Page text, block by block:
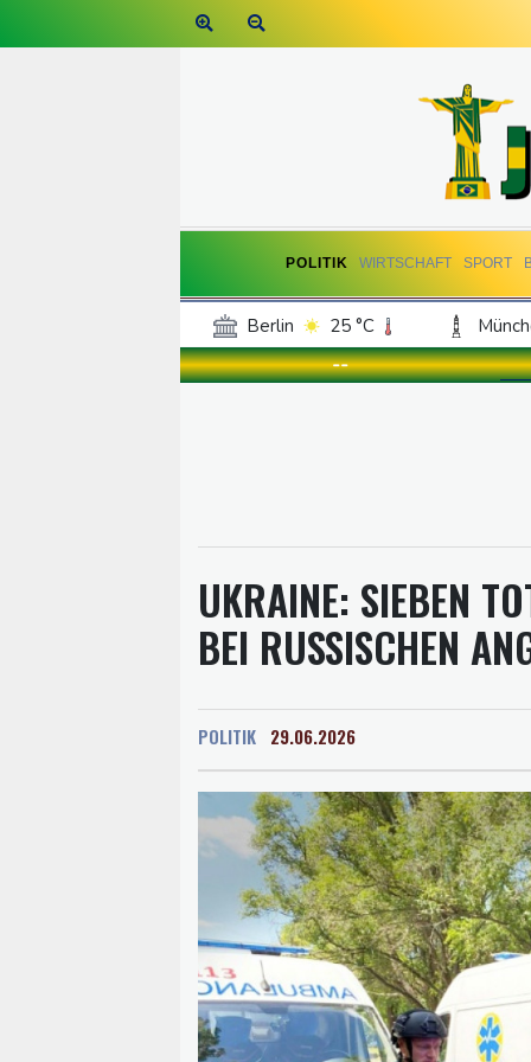
POLITIK WIRTSCHAFT SPORT
Berlin 25 °C
Frankfurt am Main
30 °C
--
UKRAINE: SIEBEN
BEI RUSSISCHEN
POLITIK 29.06.2026